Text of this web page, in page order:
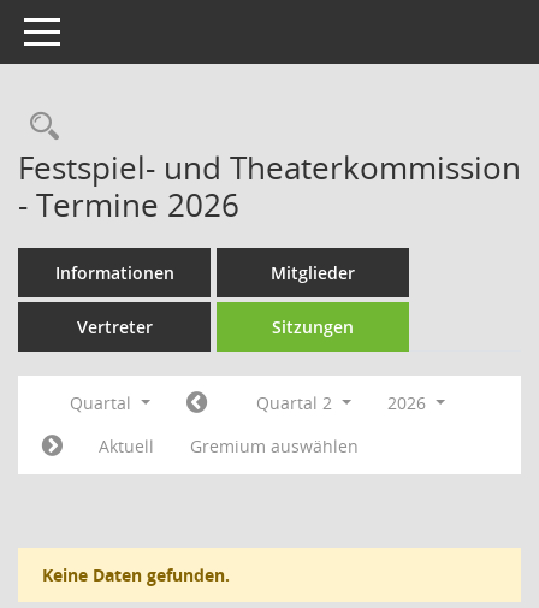
Toggle navigation
Rechercheauswahl
Festspiel- und Theaterkommission
- Termine 2026
Informationen Mitglieder
Vertreter Sitzungen
Quartal Quartal 2
2026
Aktuell
Gremium auswählen
Keine Daten gefunden.